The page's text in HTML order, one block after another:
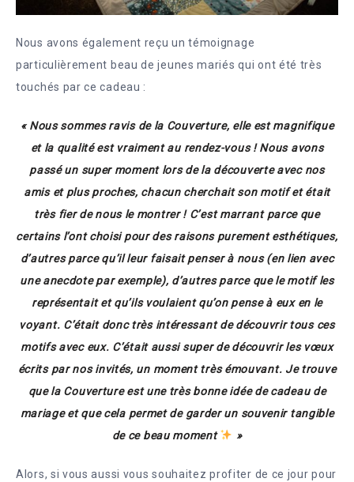
Nous avons également reçu un témoignage
particulièrement beau de jeunes mariés qui ont été très
touchés par ce cadeau :
« Nous sommes ravis de la Couverture, elle est magnifique
et la qualité est vraiment au rendez-vous ! Nous avons
passé un super moment lors de la découverte avec nos
amis et plus proches, chacun cherchait son motif et était
très fier de nous le montrer ! C’est marrant parce que
certains l’ont choisi pour des raisons purement esthétiques,
d’autres parce qu’il leur faisait penser à nous (en lien avec
une anecdote par exemple), d’autres parce que le motif les
représentait et qu’ils voulaient qu’on pense à eux en le
voyant. C’était donc très intéressant de découvrir tous ces
motifs avec eux. C’était aussi super de découvrir les vœux
écrits par nos invités, un moment très émouvant. Je trouve
que la Couverture est une très bonne idée de cadeau de
mariage et que cela permet de garder un souvenir tangible
de ce beau moment
»
Alors, si vous aussi vous souhaitez profiter de ce jour pour